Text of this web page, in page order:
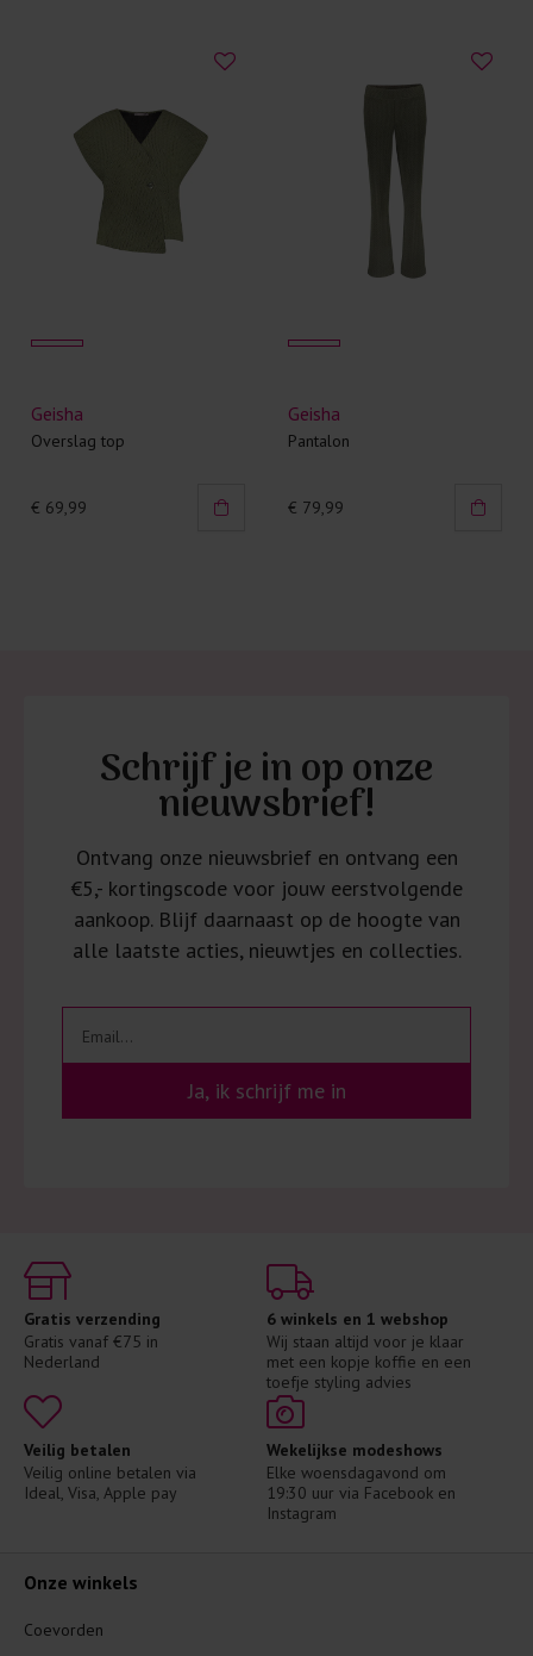
Geisha
Overslag top
€ 69,99
Geisha
Pantalon
€ 79,99
Schrijf je in op onze
nieuwsbrief!
Ontvang onze nieuwsbrief en ontvang een
€5,- kortingscode voor jouw eerstvolgende
aankoop. Blijf daarnaast op de hoogte van
alle laatste acties, nieuwtjes en collecties.
Ja, ik schrijf me in
Gratis verzending
Gratis vanaf €75 in
Nederland
6 winkels en 1 webshop
Wij staan altijd voor je klaar
met een kopje koffie en een
toefje styling advies
Veilig betalen
Veilig online betalen via
Ideal, Visa, Apple pay
Wekelijkse modeshows
Elke woensdagavond om
19:30 uur via Facebook en
Instagram
Onze winkels
Coevorden